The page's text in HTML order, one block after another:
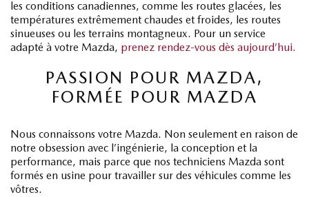
les conditions canadiennes, comme les routes glacées, les
températures extrêmement chaudes et froides, les routes
sinueuses ou les terrains montagneux. Pour un service
adapté à votre Mazda, prenez rendez-vous dès aujourd’hui.
PASSION POUR MAZDA,
FORMÉE POUR MAZDA
Nous connaissons votre Mazda. Non seulement en raison de
notre obsession avec l’ingénierie, la conception et la
performance, mais parce que nos techniciens Mazda sont
formés en usine pour travailler sur des véhicules comme les
vôtres.